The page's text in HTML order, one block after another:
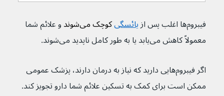
فیبروم‌ها اغلب پس از یائسگی کوچک می‌شوند
و علائم شما
معمولاً کاهش می‌یابد یا به طور کامل ناپدید می‌شوند.
اگر فیبروم‌هایی دارید که نیاز به درمان دارند، پزشک عمومی
ممکن است برای کمک به تسکین علائم شما دارو تجویز کند.